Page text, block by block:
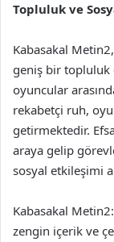
Topluluk ve
Kabasakal
geniş bir
oyuncular
rekabetçi ruh,
getirmektedir.
araya gelip
sosyal etkileşimi
Kabasakal
zengin içerik ve